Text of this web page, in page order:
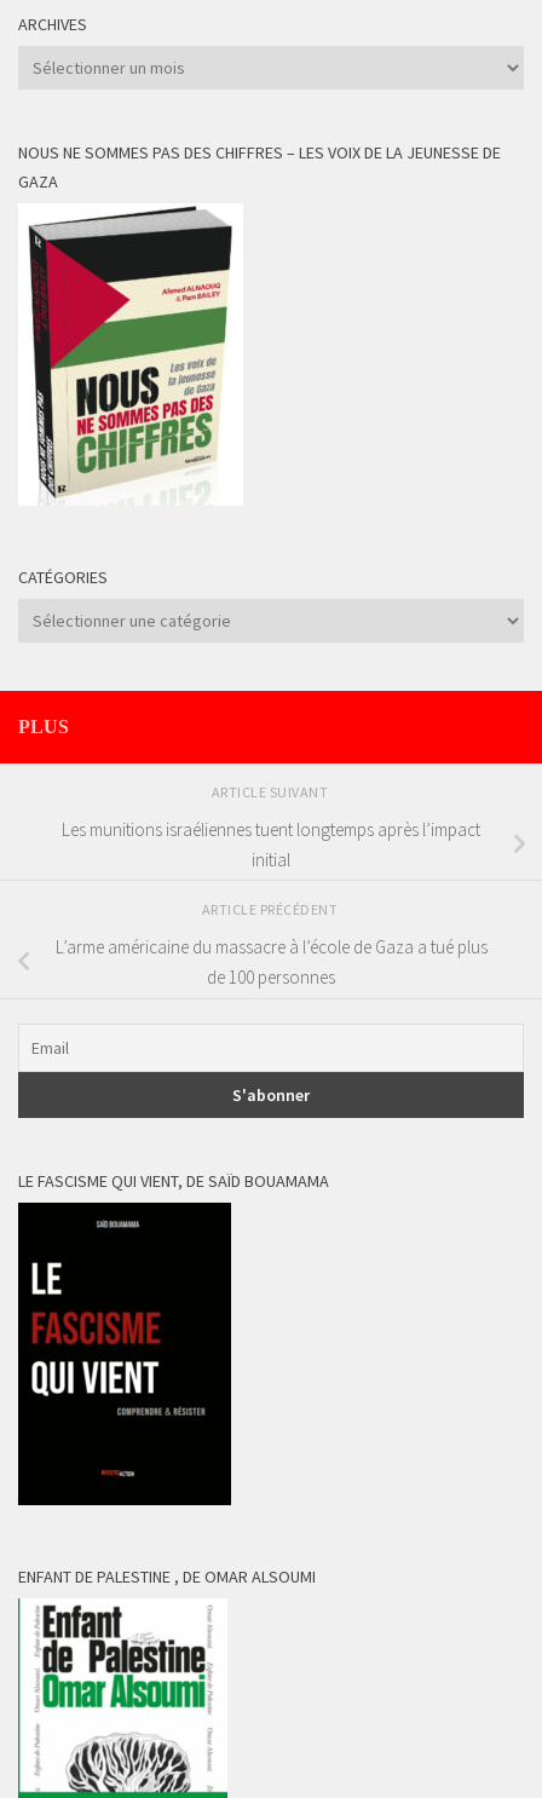
ARCHIVES
Archives
NOUS NE SOMMES PAS DES CHIFFRES – LES VOIX DE LA JEUNESSE DE
GAZA
CATÉGORIES
Catégories
PLUS
ARTICLE SUIVANT
Les munitions israéliennes tuent longtemps après l’impact
initial
ARTICLE PRÉCÉDENT
L’arme américaine du massacre à l’école de Gaza a tué plus
de 100 personnes
LE FASCISME QUI VIENT, DE SAÏD BOUAMAMA
ENFANT DE PALESTINE , DE OMAR ALSOUMI